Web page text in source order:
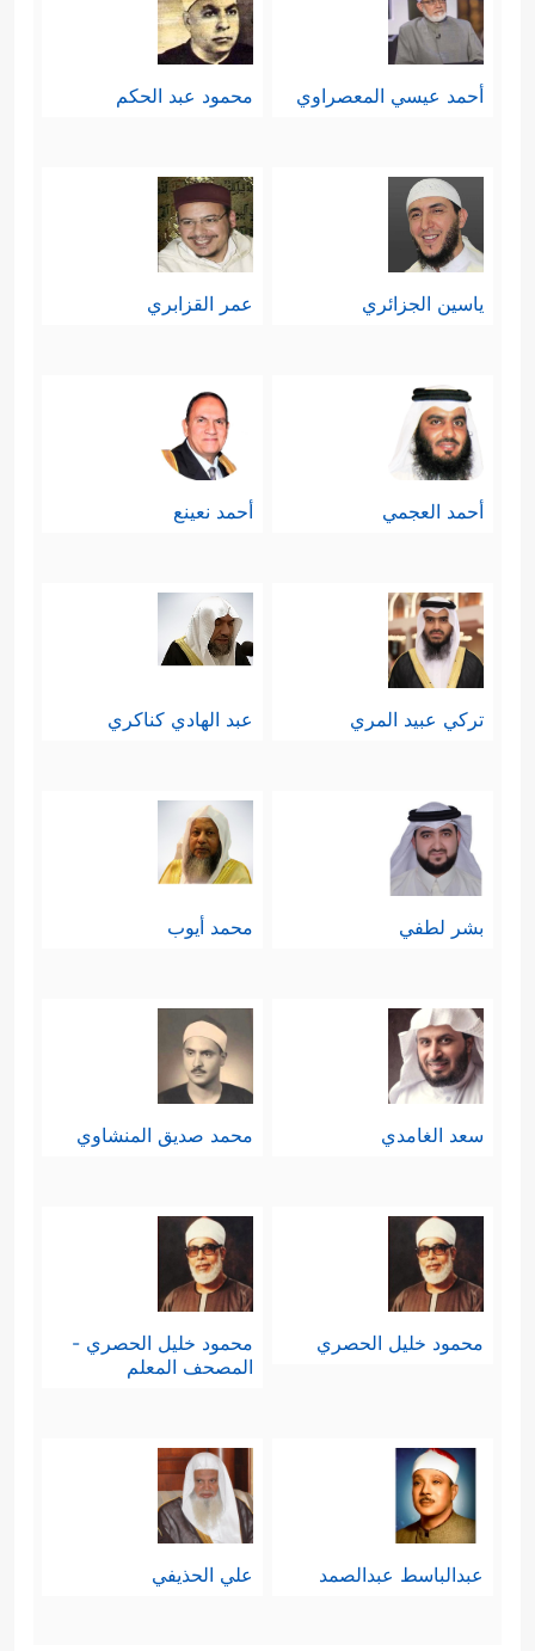
أحمد عيسي المعصراوي محمود عبد الحكم
ياسين الجزائري عمر القزابري
أحمد العجمي أحمد نعينع
تركي عبيد المري عبد الهادي كناكري
بشر لطفي محمد أيوب
سعد الغامدي محمد صديق المنشاوي
محمود خليل الحصري
محمود خليل الحصري -
المصحف المعلم
عبدالباسط عبدالصمد علي الحذيفي